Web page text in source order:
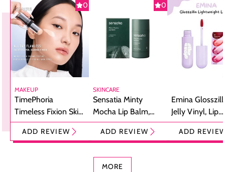
0
MAKEUP
TimePhoria
Timeless Fixion Skin
Tint Stick,
Foundation dan
ADD REVIEW
0
SKINCARE
Sensatia Minty
Mocha Lip Balm,
Pelembap Bibir
dengan Aroma
ADD REVIEW
Emina
Jelly Vinyl, Lip
Cream Glossy
Ringan
ADD
MORE